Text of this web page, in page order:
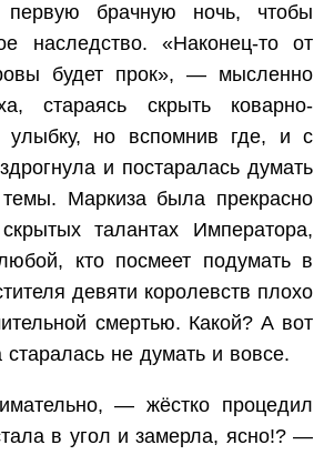
брачную ночь, чтобы
наследство. «Наконец-то от
будет прок», — мысленно
стараясь скрыть коварно-
но вспомнив где, и с
и постаралась думать
Маркиза была прекрасно
талантах Императора,
кто посмеет подумать в
девяти королевств плохо
смертью. Какой? А вот
не думать и вовсе.
— жёстко процедил
в угол и замерла, ясно!? —